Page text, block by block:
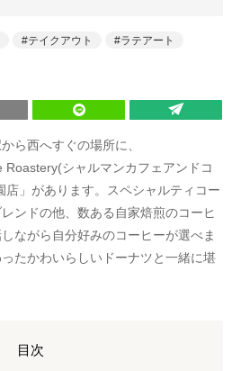
テイクアウト
ラテアート
ら西へすぐの場所に、
Roastery(シャルマンカフェアンドコ
店」があります。スペシャルティコー
ンドの他、数ある自家焙煎のコーヒ
ながら自分好みのコーヒーが選べま
たかわいらしいドーナツと一緒に堪
目次